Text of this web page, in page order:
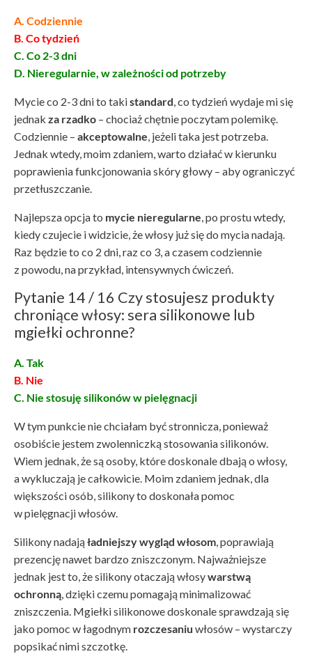
A. Codziennie
B. Co tydzień
C. Co 2-3 dni
D. Nieregularnie, w zależności od potrzeby
Mycie co 2-3 dni to takistandard, co tydzień wydaje mi się
jednak za rzadko – chociaż chętnie poczytam polemikę.
Codziennie – akceptowalne, jeżeli taka jest potrzeba.
Jednak wtedy, moim zdaniem, warto działać w kierunku
poprawienia funkcjonowania skóry głowy – aby ograniczyć
przetłuszczanie.
Najlepsza opcja to mycie nieregularne, po prostu wtedy,
kiedy czujecie i widzicie, że włosy już się do mycia nadają.
Raz będzie to co 2 dni, raz co 3, a czasem codziennie
z powodu, na przykład, intensywnych ćwiczeń.
Pytanie 14 / 16 Czy stosujesz produkty
chroniące włosy: sera silikonowe lub
mgiełki ochronne?
A. Tak
B. Nie
C. Nie stosuję silikonów w pielęgnacji
W tym punkcie nie chciałam być stronnicza, ponieważ
osobiście jestem zwolenniczką stosowania silikonów.
Wiem jednak, że są osoby, które doskonale dbają o włosy,
a wykluczają je całkowicie. Moim zdaniem jednak, dla
większości osób, silikony to doskonała pomoc
w pielęgnacji włosów.
Silikony nadająładniejszy wygląd włosom, poprawiają
prezencję nawet bardzo zniszczonym. Najważniejsze
jednak jest to, że silikony otaczają włosywarstwą
ochronną, dzięki czemu pomagają minimalizować
zniszczenia. Mgiełki silikonowe doskonale sprawdzają się
jako pomoc w łagodnym rozczesaniu włosów – wystarczy
popsikać nimi szczotkę.